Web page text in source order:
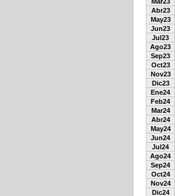
Abr23
May23
Jun23
Jul23
Ago23
Sep23
Oct23
Nov23
Dic23
Ene24
Feb24
Mar24
Abr24
May24
Jun24
Jul24
Ago24
Sep24
Oct24
Nov24
Dic24